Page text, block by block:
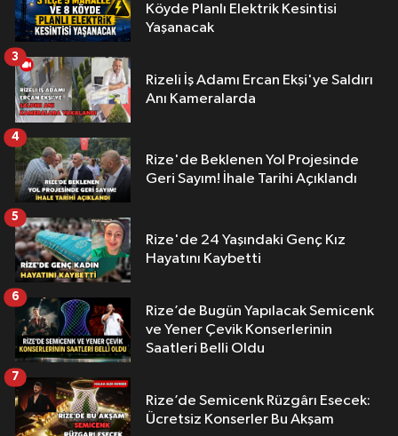
Köyde Planlı Elektrik Kesintisi
Yaşanacak
Rizeli İş Adamı Ercan Ekşi'ye Saldırı
Anı Kameralarda
3
Rize'de Beklenen Yol Projesinde
Geri Sayım! İhale Tarihi Açıklandı
4
Rize'de 24 Yaşındaki Genç Kız
Hayatını Kaybetti
5
Rize’de Bugün Yapılacak Semicenk
ve Yener Çevik Konserlerinin
Saatleri Belli Oldu
6
Rize’de Semicenk Rüzgârı Esecek:
Ücretsiz Konserler Bu Akşam
7